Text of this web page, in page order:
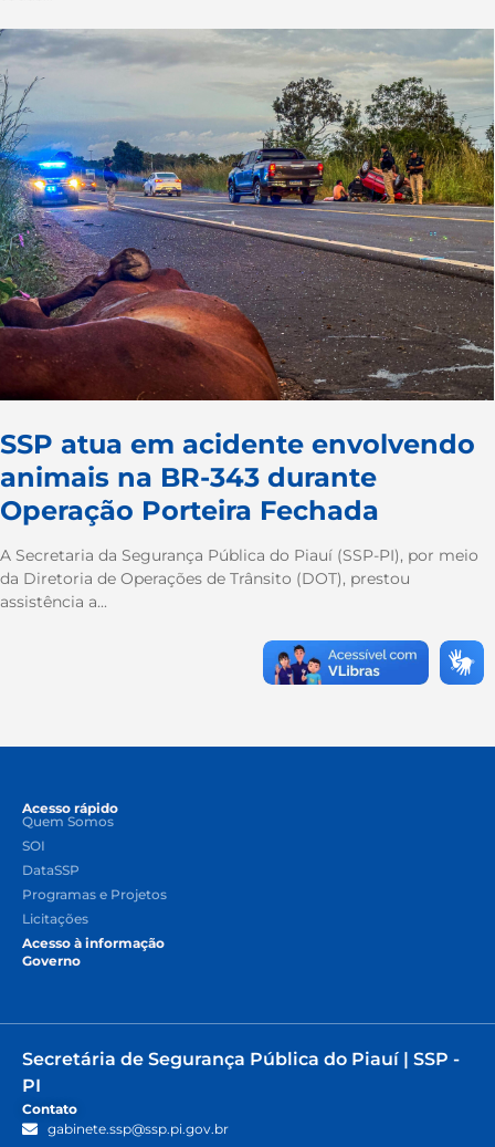
SSP atua em acidente envolvendo
animais na BR-343 durante
Operação Porteira Fechada
A Secretaria da Segurança Pública do Piauí (SSP-PI), por meio
da Diretoria de Operações de Trânsito (DOT), prestou
assistência a...
Acesso rápido
Quem Somos
SOI
DataSSP
Programas e Projetos
Licitações
Acesso à informação
Governo
Secretária de Segurança Pública do Piauí | SSP -
PI
Contato
gabinete.ssp@ssp.pi.gov.br